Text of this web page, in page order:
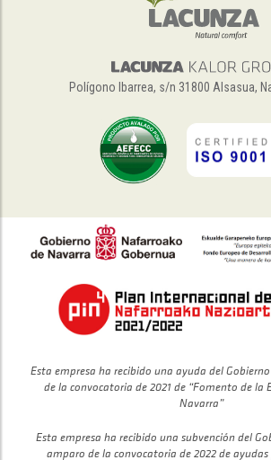
Polígono Ibarrea, s/n 31800 Alsasua,
Esta empresa ha recibido una ayuda del
de la convocatoria de 2021 de “Fomento de la
Navarra”
Esta empresa ha recibido una subvención del
amparo de la convocatoria de 2022 de